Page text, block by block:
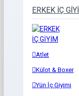
ERKEK İÇ
Atlet
Külot & Boxer
Yün İç Giyimi